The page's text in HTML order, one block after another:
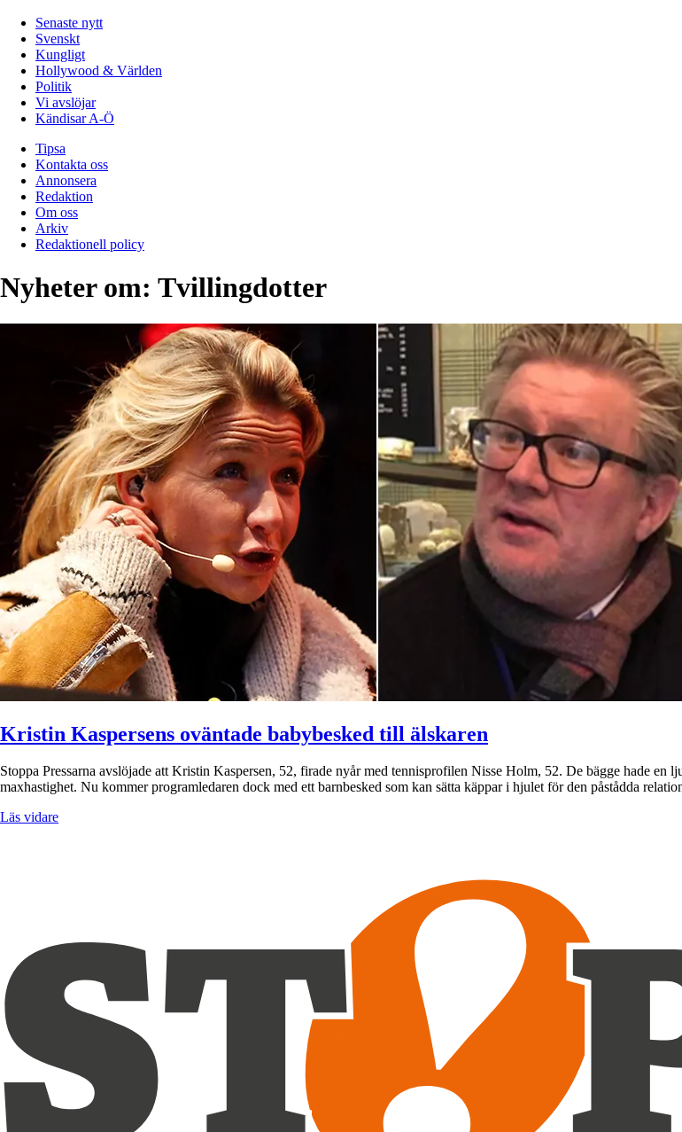
Senaste nytt
Svenskt
Kungligt
Hollywood & Världen
Politik
Vi avslöjar
Kändisar A-Ö
Tipsa
Kontakta oss
Annonsera
Redaktion
Om oss
Arkiv
Redaktionell policy
Nyheter om: Tvillingdotter
Kristin Kaspersens oväntade babybesked till älskaren
Stoppa Pressarna avslöjade att Kristin Kaspersen, 52, firade nyår med tennisprofilen Nisse Holm, 52. De bägge hade
maxhastighet. Nu kommer programledaren dock med ett barnbesked som kan sätta käppar i hjulet för den påstådda
Läs vidare